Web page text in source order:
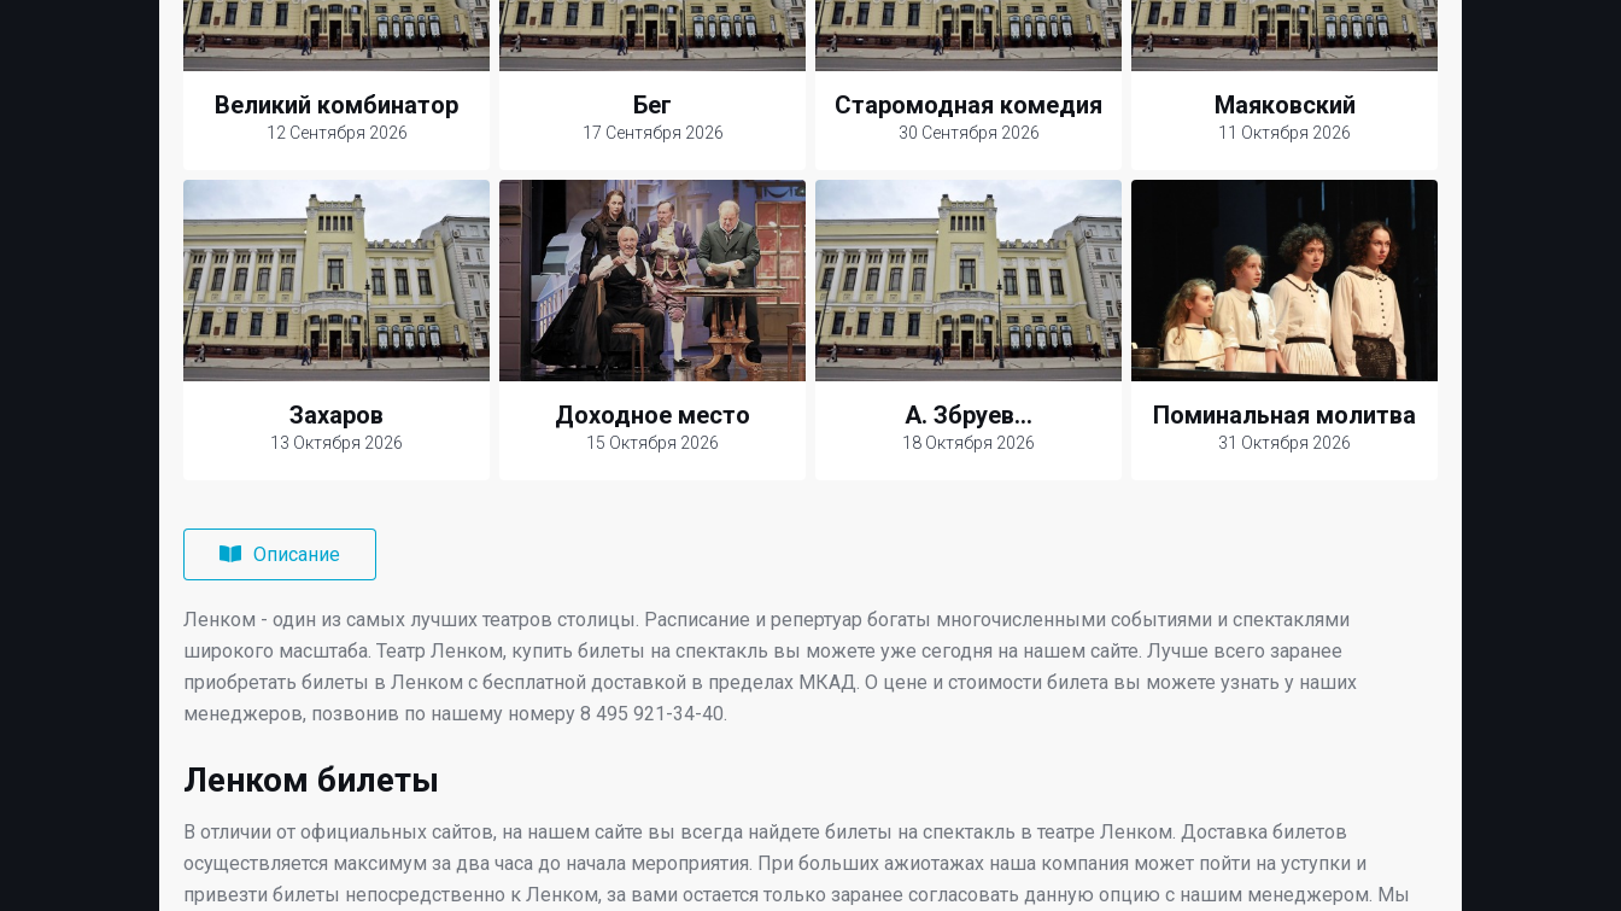
Великий комбинатор
12 Сентября 2026
Бег
17 Сентября 2026
Старомодная комедия
30 Сентября 2026
Маяковский
11 Октября 2026
Захаров
13 Октября 2026
Доходное место
15 Октября 2026
А. Збруев...
18 Октября 2026
Поминальная молитва
31 Октября 2026
Описание
Ленком - один из самых лучших театров столицы. Расписание и репертуар богаты многочисленными событиями и спектаклями
широкого масштаба. Театр Ленком, купить билеты на спектакль вы можете уже сегодня на нашем сайте. Лучше всего заранее
приобретать билеты в Ленком с бесплатной доставкой в пределах МКАД. О цене и стоимости билета вы можете узнать у наших
менеджеров, позвонив по нашему номеру 8 495 921-34-40.
Ленком билеты
В отличии от официальных сайтов, на нашем сайте вы всегда найдете билеты на спектакль в театре Ленком. Доставка билетов
осуществляется максимум за два часа до начала мероприятия. При больших ажиотажах наша компания может пойти на уступки и
привезти билеты непосредственно к Ленком, за вами остается только заранее согласовать данную опцию с нашим менеджером. Мы